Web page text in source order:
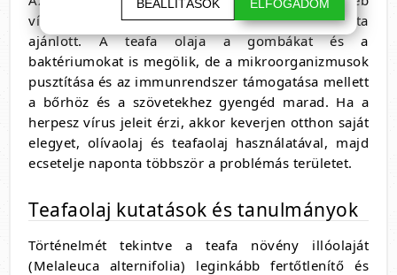
vírusoknak, ezért annak megléte esetén használata
ajánlott. A teafa olaja a gombákat és a
baktériumokat is megölik, de a mikroorganizmusok
pusztítása és az immunrendszer támogatása mellett
a bőrhöz és a szövetekhez gyengéd marad. Ha a
herpesz vírus jeleit érzi, akkor keverjen otthon saját
elegyet, olívaolaj és teafaolaj használatával, majd
ecsetelje naponta többször a problémás területet.
Teafaolaj kutatások és tanulmányok
Történelmét tekintve a teafa növény illóolaját
(Melaleuca alternifolia) leginkább fertőtlenítő és
BEÁLLÍTÁSOK ELFOGADOM